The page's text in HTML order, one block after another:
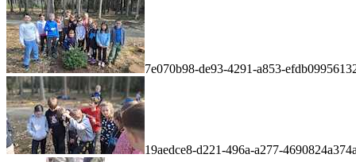
7e070b98-de93-4291-a853-
19aedce8-d221-496a-a277-